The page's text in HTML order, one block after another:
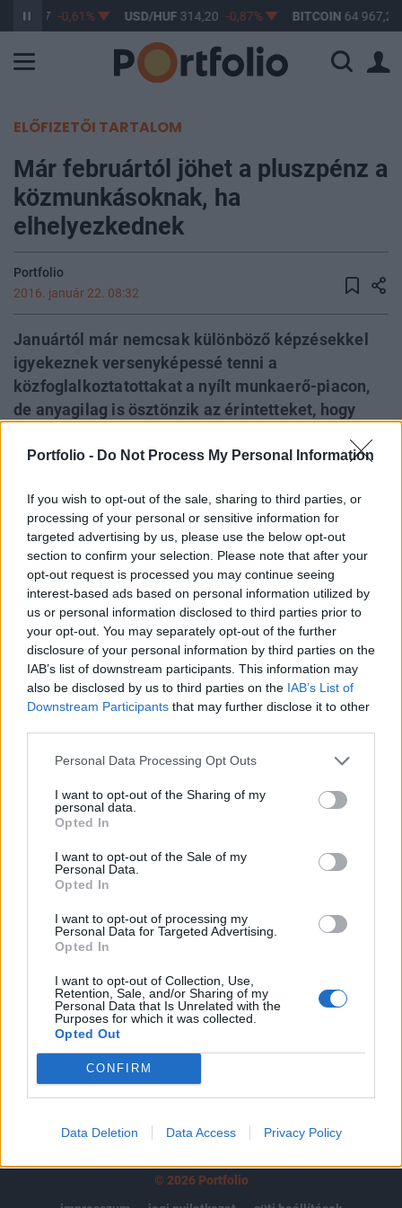
Portfolio - Do Not Process My Personal Information
If you wish to opt-out of the sale, sharing to third parties, or
processing of your personal or sensitive information for
targeted advertising by us, please use the below opt-out
section to confirm your selection. Please note that after your
opt-out request is processed you may continue seeing
interest-based ads based on personal information utilized by
us or personal information disclosed to third parties prior to
your opt-out. You may separately opt-out of the further
disclosure of your personal information by third parties on the
IAB’s list of downstream participants. This information may
also be disclosed by us to third parties on the IAB’s List of
Downstream Participants that may further disclose it to other
Personal Data Processing Opt Outs
I want to opt-out of the Sharing of my
personal data.
Opted In
I want to opt-out of the Sale of my
Personal Data.
Opted In
I want to opt-out of processing my
Personal Data for Targeted Advertising.
Opted In
I want to opt-out of Collection, Use,
Retention, Sale, and/or Sharing of my
Personal Data that Is Unrelated with the
Purposes for which it was collected.
Opted Out
CONFIRM
Data Deletion Data Access Privacy Policy
363,17 -0,61% USD/HUF 314,20 -0,87% BITCOIN 64 967,28
ELŐFIZETŐI TARTALOM
Már februártól jöhet a pluszpénz a
közmunkásoknak, ha
elhelyezkednek
Portfolio
2016. január 22. 08:32
Januártól már nemcsak különböző képzésekkel
igyekeznek versenyképessé tenni a
közfoglalkoztatottakat a nyílt munkaerő-piacon,
de anyagilag is ösztönzik az érintetteket, hogy
legyen a céljuk, hogy a lehető leghosszabb időt
Nemzet.
Elsején ugyanis hatályba lépett a közfoglalkoztatottak
elhelyezkedési juttatásáról szóló kormányrendelet. Ennek
értelmében azok az érintettek, akiknek a
közmunkaszerződésük lejárta sikerült elhelyezkedniük az
elsődleges munkapiacon, azokra a hónapokra is
megkapják a foglalkoztatást helyettesítő támogatást a
munkabérükön felül, amelyekben eredetileg még
közmunkásként...
KEDVES OLVASÓNK!
tartozik, melynek olvasása előfizetéses
regisztrációhoz kötött.
Az előfizetés a következőket tartalmazza:
Portfolio.hu teljes cikkarchívum
kötéslistái
Előfizetés
MÁR ELŐFIZETŐNK VAGY?
© 2026 Portfolio